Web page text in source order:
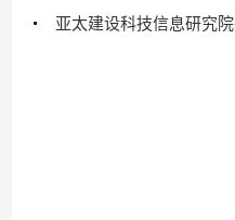
亚太建设科技信息研究